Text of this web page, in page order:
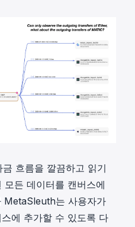
흐름을 깔끔하고 읽기
든 데이터를 캔버스에
MetaSleuth는 사용자가
에 추가할 수 있도록 다